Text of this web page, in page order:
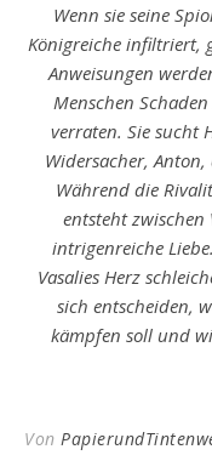
Wenn sie seine
Königreiche infiltriert,
Anweisungen
Menschen
verraten. Sie sucht
Widersacher,
Während die
entsteht zwischen
intrigenreiche
Vasalies Herz
sich entscheiden,
kämpfen soll und
Von